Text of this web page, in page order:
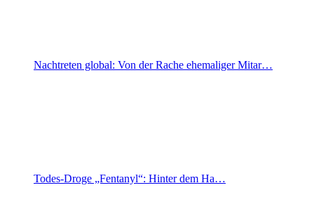
Nachtreten global: Von der Rache ehemaliger Mitar…
Todes-Droge „Fentanyl“: Hinter dem Ha…